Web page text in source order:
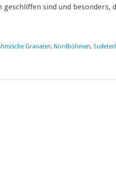
geschliffen sind und besonders,
Granaten, Nordböhmen,